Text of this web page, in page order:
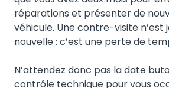
réparations et présenter de
véhicule. Une contre-visite n’est
nouvelle : c’est une perte de
N’attendez donc pas la date
contrôle technique pour vous